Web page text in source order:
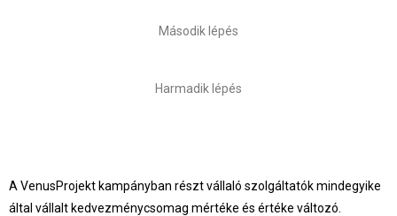
Második lépés
Harmadik lépés
A VenusProjekt kampányban részt vállaló szolgáltatók mindegyike
által vállalt kedvezménycsomag mértéke és értéke változó.